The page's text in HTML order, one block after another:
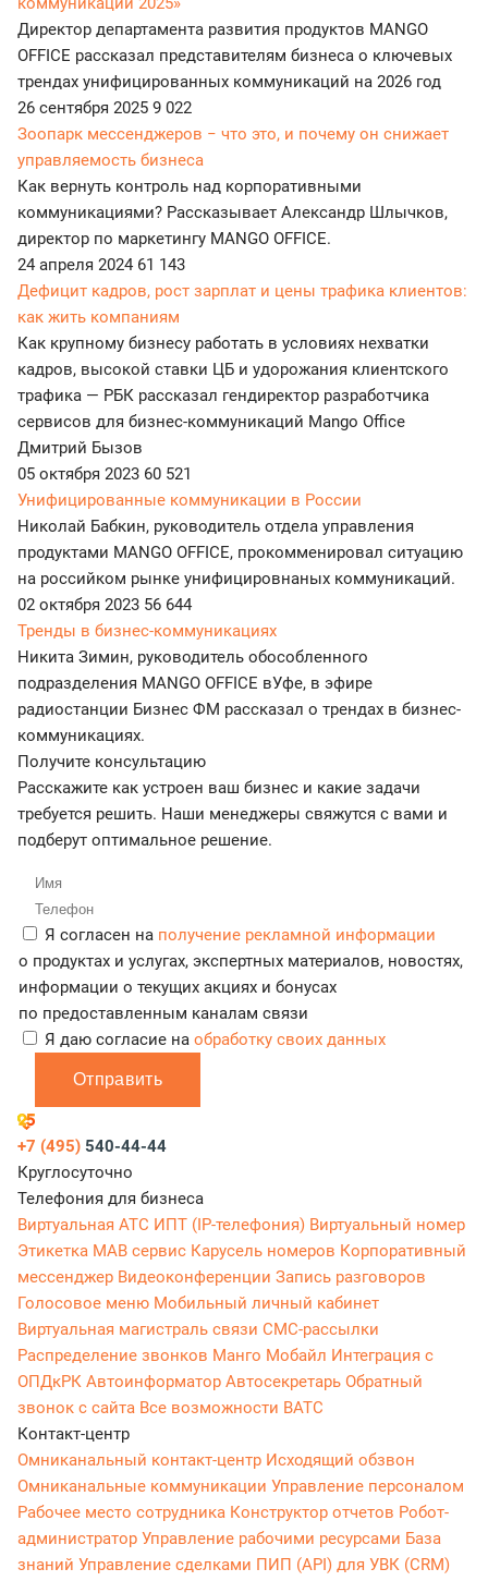
Директор департамента развития продуктов MANGO
OFFICE рассказал представителям бизнеса о ключевых
трендах унифицированных коммуникаций на 2026 год
26 сентября 2025 9 022
Зоопарк мессенджеров − что это, и почему он снижает
управляемость бизнеса
Как вернуть контроль над корпоративными
коммуникациями? Рассказывает Александр Шлычков,
директор по маркетингу MANGO OFFICE.
24 апреля 2024 61 143
Дефицит кадров, рост зарплат и цены трафика клиентов:
как жить компаниям
Как крупному бизнесу работать в условиях нехватки
кадров, высокой ставки ЦБ и удорожания клиентского
трафика — РБК рассказал гендиректор разработчика
сервисов для бизнес-коммуникаций Mango Office
Дмитрий Бызов
05 октября 2023 60 521
Унифицированные коммуникации в России
Николай Бабкин, руководитель отдела управления
продуктами MANGO OFFICE, прокомменировал ситуацию
на российком рынке унифицировнаных коммуникаций.
02 октября 2023 56 644
Тренды в бизнес-коммуникациях
Никита Зимин, руководитель обособленного
подразделения MANGO OFFICE вУфе, в эфире
радиостанции Бизнес ФМ рассказал о трендах в бизнес-
коммуникациях.
Получите консультацию
Расскажите как устроен ваш бизнес и какие задачи
требуется решить. Наши менеджеры свяжутся с вами и
подберут оптимальное решение.
Я согласен на получение рекламной информации
о продуктах и услугах, экспертных материалов, новостях,
информации о текущих акциях и бонусах
по предоставленным каналам связи
Я даю согласие на обработку своих данных
Отправить
+7 (495) 540-44-44
Круглосуточно
Телефония для бизнеса
Виртуальная АТС ИПТ (IP-телефония) Виртуальный номер
Этикетка МАВ сервис Карусель номеров Корпоративный
мессенджер Видеоконференции Запись разговоров
Голосовое меню Мобильный личный кабинет
Виртуальная магистраль связи СМС-рассылки
Распределение звонков Манго Мобайл Интеграция с
ОПДкРК Автоинформатор Автосекретарь Обратный
звонок с сайта Все возможности ВАТС
Контакт-центр
Омниканальный контакт-центр Исходящий обзвон
Омниканальные коммуникации Управление персоналом
Рабочее место сотрудника Конструктор отчетов Робот-
администратор Управление рабочими ресурсами База
знаний Управление сделками ПИП (API) для УВК (CRM)